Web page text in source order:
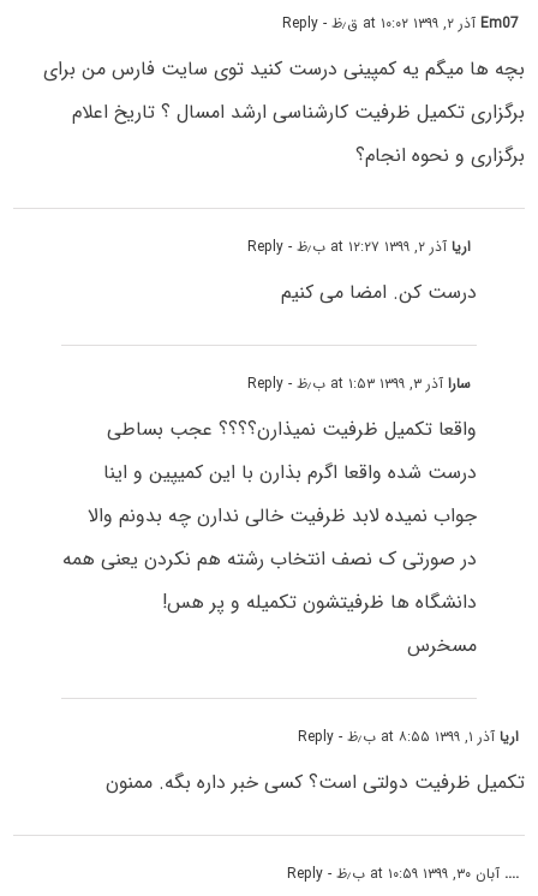
Em07آذر ۲, ۱۳۹۹ at ۱۰:۰۲ ق٫ظ - Reply
بچه ها میگم یه کمپینی درست کنید توی سایت فارس من برای
برگزاری تکمیل ظرفیت کارشناسی ارشد امسال ؟ تاریخ اعلام
برگزاری و نحوه انجام؟
اریاآذر ۲, ۱۳۹۹ at ۱۲:۲۷ ب٫ظ - Reply
درست کن. امضا می کنیم
ساراآذر ۳, ۱۳۹۹ at ۱:۵۳ ب٫ظ - Reply
واقعا تکمیل ظرفیت نمیذارن؟؟؟؟ عجب بساطی
درست شده واقعا اگرم بذارن با این کمیپین و اینا
جواب نمیده لابد ظرفیت خالی ندارن چه بدونم والا
در صورتی ک نصف انتخاب رشته هم نکردن یعنی همه
دانشگاه ها ظرفیتشون تکمیله و پر هس!
مسخرس
اریاآذر ۱, ۱۳۹۹ at ۸:۵۵ ب٫ظ - Reply
تکمیل ظرفیت دولتی است؟ کسی خبر داره بگه. ممنون
.... آبان ۳۰, ۱۳۹۹ at ۱۰:۵۹ ب٫ظ - Reply